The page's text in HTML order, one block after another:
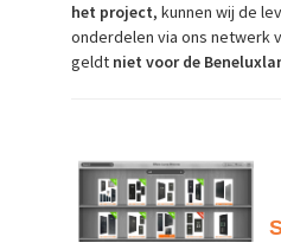
het project, kunnen wij de
onderdelen via ons netwerk
geldt niet voor de